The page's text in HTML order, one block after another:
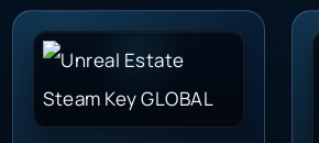
Global
Unreal Estate Steam Key GLOBAL